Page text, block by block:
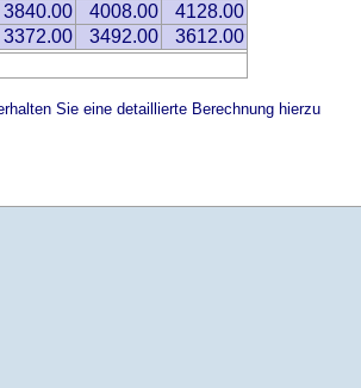
3840.00 4008.00
4128.00
3372.00 3492.00 3612.00
Sie eine detaillierte Berechnung hierzu